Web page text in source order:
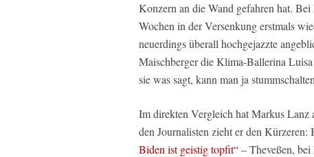
Konzern an die Wand gefahren hat.
Wochen in der Versenkung erstmals
neuerdings überall hochgejazzte
Maischberger die Klima-Ballerina
sie was sagt, kann man ja
Im direkten Vergleich hat Markus Lanz
den Journalisten zieht er den
Biden ist geistig topfit“– Theveßen,